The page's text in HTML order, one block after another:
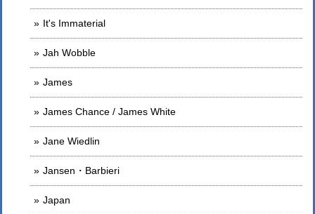
It's Immaterial
Jah Wobble
James
James Chance / James White
Jane Wiedlin
Jansen・Barbieri
Japan